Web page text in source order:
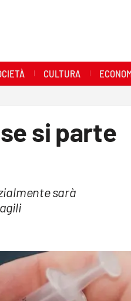
CULTURA
si parte
sarà